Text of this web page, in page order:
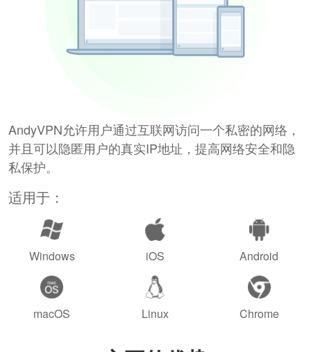
AndyVPN允许用户通过互联网访问一个私密的网络，
并且可以隐匿用户的真实IP地址，提高网络安全和隐
私保护。
适用于：
Windows iOS Android
macOS Linux Chrome